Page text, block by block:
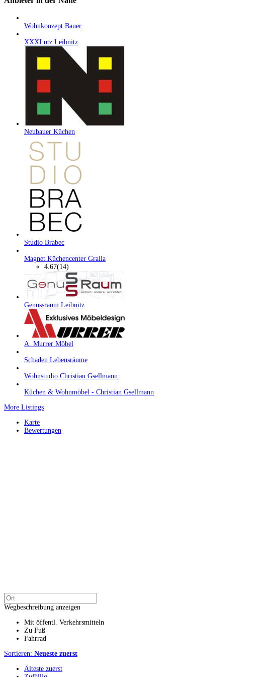
Wohnkonzept Bauer
XXXLutz Leibnitz
Neubauer Küchen
Studio Brabec
Magnet Küchencenter Gralla
4.67(14)
Genussraum Leibnitz
A. Murrer Möbel
Schaden Lebensräume
Wohnstudio Christian Gsellmann
Küchen & Wohnmöbel ‐ Christian Gsellmann
More Listings
Karte
Bewertungen
Wegbeschreibung anzeigen
Mit öffentl. Verkehrsmitteln
Zu Fuß
Fahrrad
Sortieren: Neueste zuerst
Älteste zuerst